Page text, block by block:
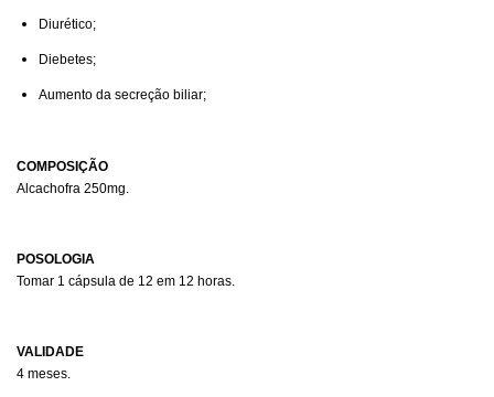
Diurético;
Diebetes;
Aumento da secreção biliar;
COMPOSIÇÃO
Alcachofra 250mg.
POSOLOGIA
Tomar 1 cápsula de 12 em 12 horas.
VALIDADE
4 meses.